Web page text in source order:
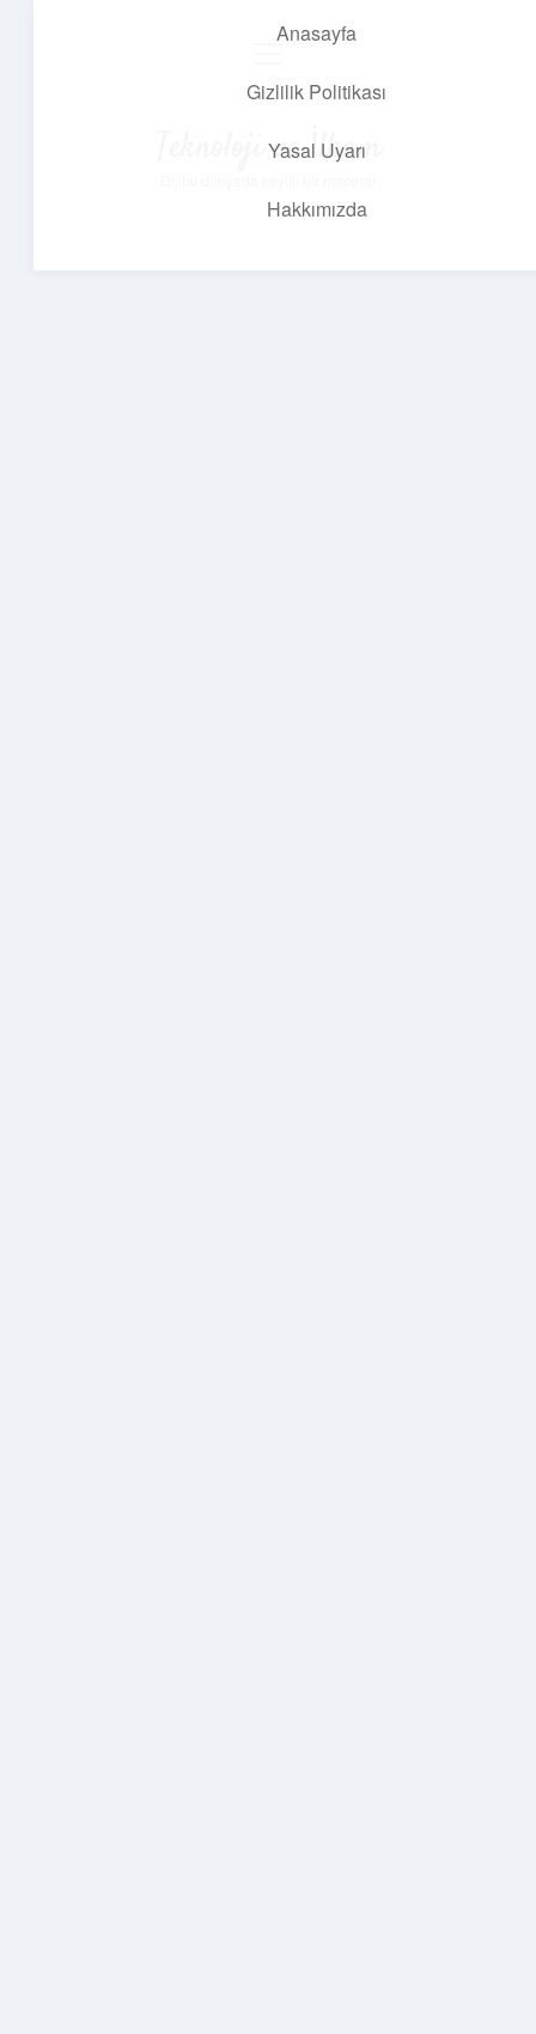
Anasayfa
Gizlilik Politikası
Yasal Uyarı
Hakkımızda
Teknoloji ve İlham